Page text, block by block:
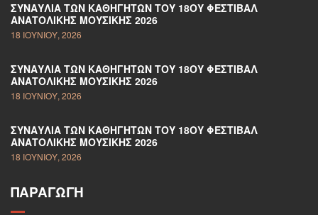
ΣΥΝΑΥΛΊΑ ΤΩΝ ΚΑΘΗΓΗΤΏΝ ΤΟΥ 18ΟΥ ΦΕΣΤΙΒΆΛ
ΑΝΑΤΟΛΙΚΉΣ ΜΟΥΣΙΚΉΣ 2026
18 ΙΟΥΝΊΟΥ, 2026
ΣΥΝΑΥΛΊΑ ΤΩΝ ΚΑΘΗΓΗΤΏΝ ΤΟΥ 18ΟΥ ΦΕΣΤΙΒΆΛ
ΑΝΑΤΟΛΙΚΉΣ ΜΟΥΣΙΚΉΣ 2026
18 ΙΟΥΝΊΟΥ, 2026
ΣΥΝΑΥΛΊΑ ΤΩΝ ΚΑΘΗΓΗΤΏΝ ΤΟΥ 18ΟΥ ΦΕΣΤΙΒΆΛ
ΑΝΑΤΟΛΙΚΉΣ ΜΟΥΣΙΚΉΣ 2026
18 ΙΟΥΝΊΟΥ, 2026
ΠΑΡΑΓΩΓΉ